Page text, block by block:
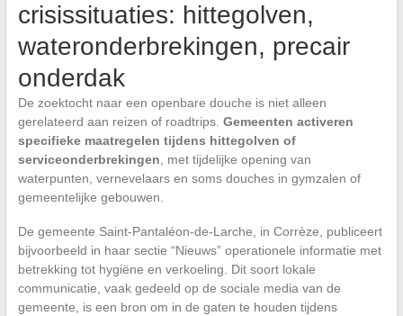
crisissituaties: hittegolven,
wateronderbrekingen, precair
onderdak
De zoektocht naar een openbare douche is niet alleen
gerelateerd aan reizen of roadtrips. Gemeenten activeren
specifieke maatregelen tijdens hittegolven of
serviceonderbrekingen, met tijdelijke opening van
waterpunten, vernevelaars en soms douches in gymzalen of
gemeentelijke gebouwen.
De gemeente Saint-Pantaléon-de-Larche, in Corrèze, publiceert
bijvoorbeeld in haar sectie “Nieuws” operationele informatie met
betrekking tot hygiëne en verkoeling. Dit soort lokale
communicatie, vaak gedeeld op de sociale media van de
gemeente, is een bron om in de gaten te houden tijdens